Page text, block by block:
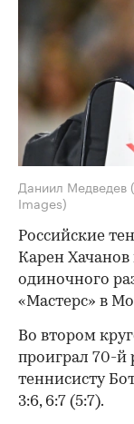
Даниил Медведев
Images)
Российские
Карен
одиночного
«Мастерс» в
Во втором
проиграл 70-й
теннисисту
3:6, 6:7 (5:7).